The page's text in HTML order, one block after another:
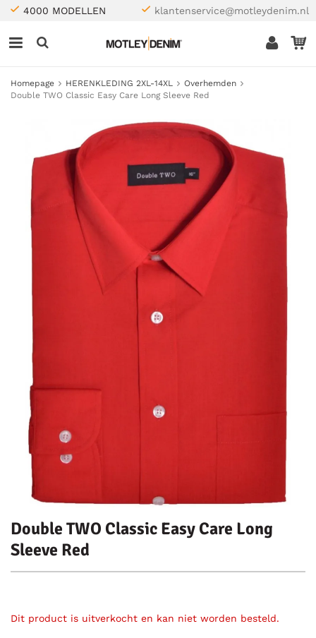
4000 MODELLEN klantenservice@motleydenim.nl
Homepage HERENKLEDING 2XL-14XL
Overhemden
Double TWO Classic Easy Care Long Sleeve Red
Double TWO Classic Easy Care Long
Sleeve Red
Dit product is uitverkocht en kan niet worden besteld.